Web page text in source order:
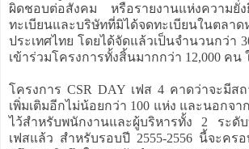
ผิดชอบต่อสังคม หรือรายงานแห่งความยั่
ทะเบียนและบริษัทที่มิได้จดทะเบียนในตลาด
ประเทศไทย โดยได้จัดแล้วเป็นจำนวนกว่า
เข้าร่วมโครงการทั้งสิ้นมากกว่า 12,000 คน
โครงการ CSR DAY เฟส 4 คาดว่าจะมีส
เพิ่มเติมอีกไม่น้อยกว่า 100 แห่ง และนอกจ
ไว้สำหรับพนักงานและผู้บริหารทั้ง 2 ระดั
เฟสแล้ว สำหรับรอบปี 2555-2556 นี้จะคร